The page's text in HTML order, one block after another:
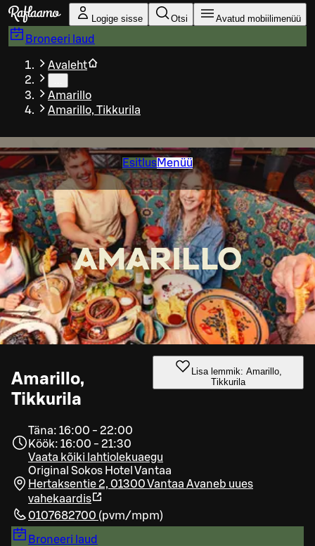
Liigu peamise sisu juurde
Logige sisse Otsi Avatud mobiilimenüü
Broneeri laud
Avaleht
Amarillo
Amarillo, Tikkurila
EsitlusMenüü
Amarillo,
Tikkurila
Lisa lemmik: Amarillo,
Tikkurila
Täna: 16:00 - 22:00
Köök: 16:00 - 21:30
Vaata kõiki lahtiolekuaegu
Original Sokos Hotel Vantaa
Hertaksentie 2, 01300 Vantaa Avaneb uues
vahekaardis
0107682700 (pvm/mpm)
Broneeri laud